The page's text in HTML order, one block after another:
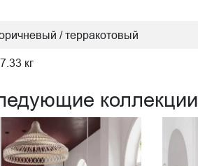
/ терракотовый
кг
коллекции